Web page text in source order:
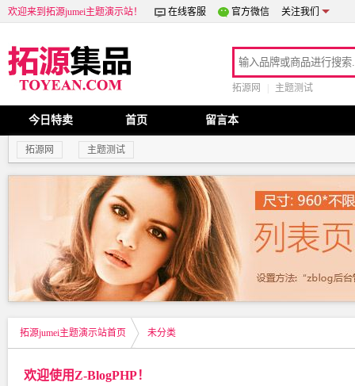
欢迎来到拓源jumei主题演示站！ 在线客服 官方微信 关注我们
拓源网 主题测试
今日特卖 首页 留言本
拓源网 主题测试
拓源jumei主题演示站首页 未分类
欢迎使用Z-BlogPHP！